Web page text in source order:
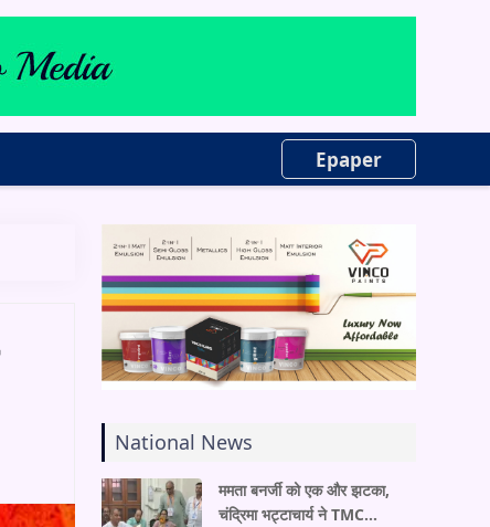
Epaper
National News
ममता बनर्जी को एक और झटका,
चंद्रिमा भट्टाचार्य ने TMC…